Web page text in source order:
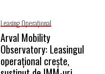
Leasing Operaţional
Arval Mobility
Observatory: Leasingul
operațional crește,